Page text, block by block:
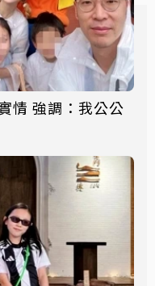
情 強調：我公公